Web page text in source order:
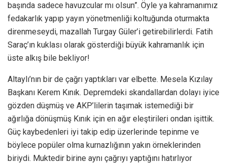
başında sadece havuzcular mı olsun”. Öyle ya kahramanımız
fedakarlık yapıp yayın yönetmenliği koltuğunda oturmakta
direnmeseydi, mazallah Turgay Güler’i getirebilirlerdi. Fatih
Saraç’ın kuklası olarak gösterdiği büyük kahramanlık için
üste alkış bile bekliyor!
Altaylı’nın bir de çağrı yaptıkları var elbette. Mesela Kızılay
Başkanı Kerem Kınık. Depremdeki skandallardan dolayı iyice
gözden düşmüş ve AKP’lilerin taşımak istemediği bir
ağırlığa dönüşmüş Kınık için en ağır eleştirileri ondan işittik.
Güç kaybedenleri iyi takip edip üzerlerinde tepinme ve
böylece popüler olma kurnazlığının yakın örneklerinden
biriydi. Muktedir birine aynı çağrıyı yaptığını hatırlıyor